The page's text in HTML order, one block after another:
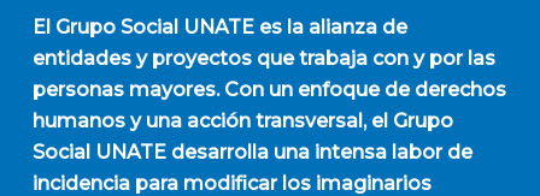
El Grupo Social UNATEes la alianza de
entidades y proyectos que trabaja con y por las
personas mayores. Con un enfoque de derechos
humanos y una acción transversal, el Grupo
Social UNATE desarrolla una intensa labor de
incidencia para modificar los imaginarios